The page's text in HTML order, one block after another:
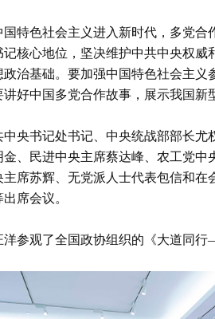
国特色社会主义进入新时代，多党
核心地位，坚决维护中共中央权威
治基础。要加强中国特色社会主
好中国多党合作故事，展示我国新
中央书记处书记、中央统战部部长尤
金、民进中央主席蔡达峰、农工党
席苏辉、无党派人士代表包信和
席会议。
洋参观了全国政协组织的《大道同